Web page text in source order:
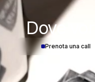
Dove
Prenota una call